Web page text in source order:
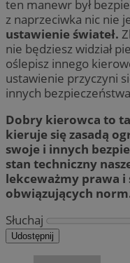
ten manewr był
z naprzeciwka nic nie
ustawienie świateł.
nie będziesz widział
oślepisz innego
ustawienie przyczyni
innych
Dobry kierowca to
kieruje się zasadą
swoje i innych
stan techniczny
lekceważmy prawa i
obwiązujących
Słuchaj
Udostępnij